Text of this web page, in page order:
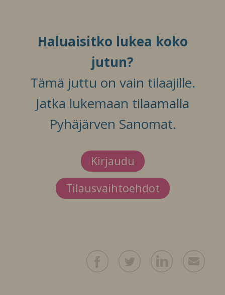
Haluaisitko lukea koko
jutun?
Tämä juttu on vain tilaajille.
Jatka lukemaan tilaamalla
Pyhäjärven Sanomat.
Kirjaudu
Tilausvaihtoehdot